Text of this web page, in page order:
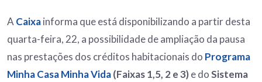
A Caixainforma que está disponibilizando a partir desta
quarta-feira, 22, a possibilidade de ampliação da pausa
nas prestações dos créditos habitacionais do Programa
Minha Casa Minha Vida(Faixas 1,5, 2 e 3)e doSistema